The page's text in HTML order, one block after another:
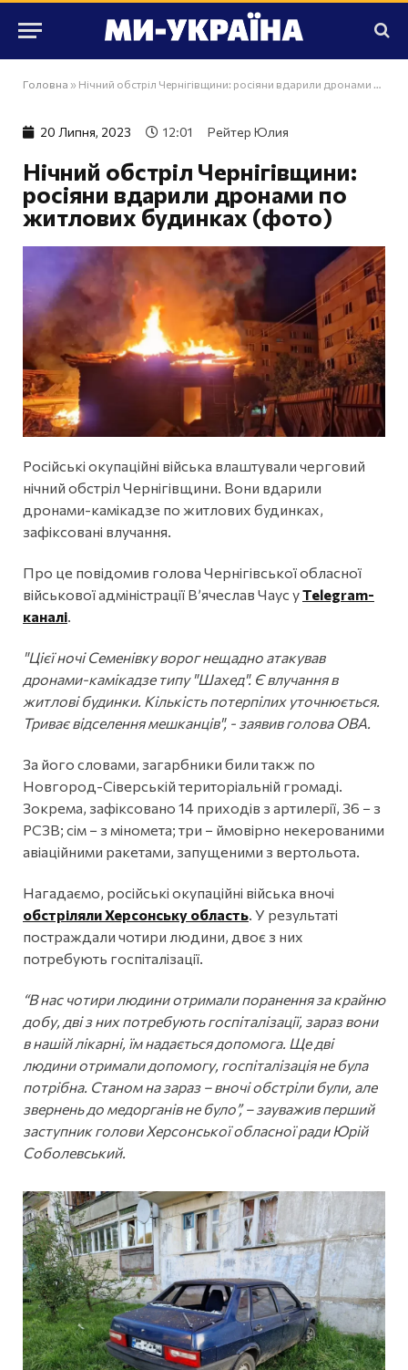
Головна » Нічний обстріл Чернігівщини: росіяни вдарили дронами по житлових будинках (фото)
20 Липня, 2023 12:01 Рейтер Юлия
Нічний обстріл Чернігівщини:
росіяни вдарили дронами по
житлових будинках (фото)
Російські окупаційні війська влаштували черговий
нічний обстріл Чернігівщини. Вони вдарили
дронами-камікадзе по житлових будинках,
зафіксовані влучання.
Про це повідомив голова Чернігівської обласної
військової адміністрації В’ячеслав Чаус уTelegram-
каналі
"Цієї ночі Семенівку ворог нещадно атакував
дронами-камікадзе типу "Шахед". Є влучання в
житлові будинки. Кількість потерпілих уточнюється.
Триває відселення мешканців", - заявив голова ОВА.
За його словами, загарбники били такж по
Новгород-Сіверській територіальній громаді.
Зокрема, зафіксовано 14 приходів з артилерії, 36 − з
РСЗВ; сім − з міномета; три − ймовірно некерованими
авіаційними ракетами, запущеними з вертольота.
Нагадаємо, російські окупаційні війська вночі
обстріляли Херсонську область . У результаті
постраждали чотири людини, двоє з них
потребують госпіталізації.
“В нас чотири людини отримали поранення за крайню
добу, дві з них потребують госпіталізації, зараз вони
в нашій лікарні, їм надається допомога. Ще дві
людини отримали допомогу, госпіталізація не була
потрібна. Станом на зараз – вночі обстріли були, але
звернень до медорганів не було”, – зауважив перший
заступник голови Херсонської обласної ради Юрій
Соболевський.